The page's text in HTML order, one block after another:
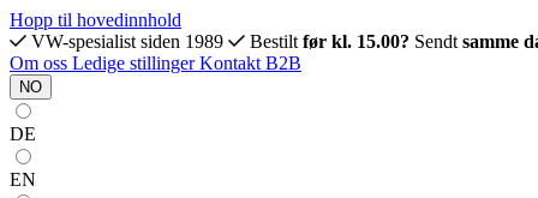
Hopp til hovedinnhold
VW-spesialist siden 1989
Bestilt før kl. 15.00? Sendt samme
Om oss Ledige stillingerKontakt B2B
NO
DE
EN